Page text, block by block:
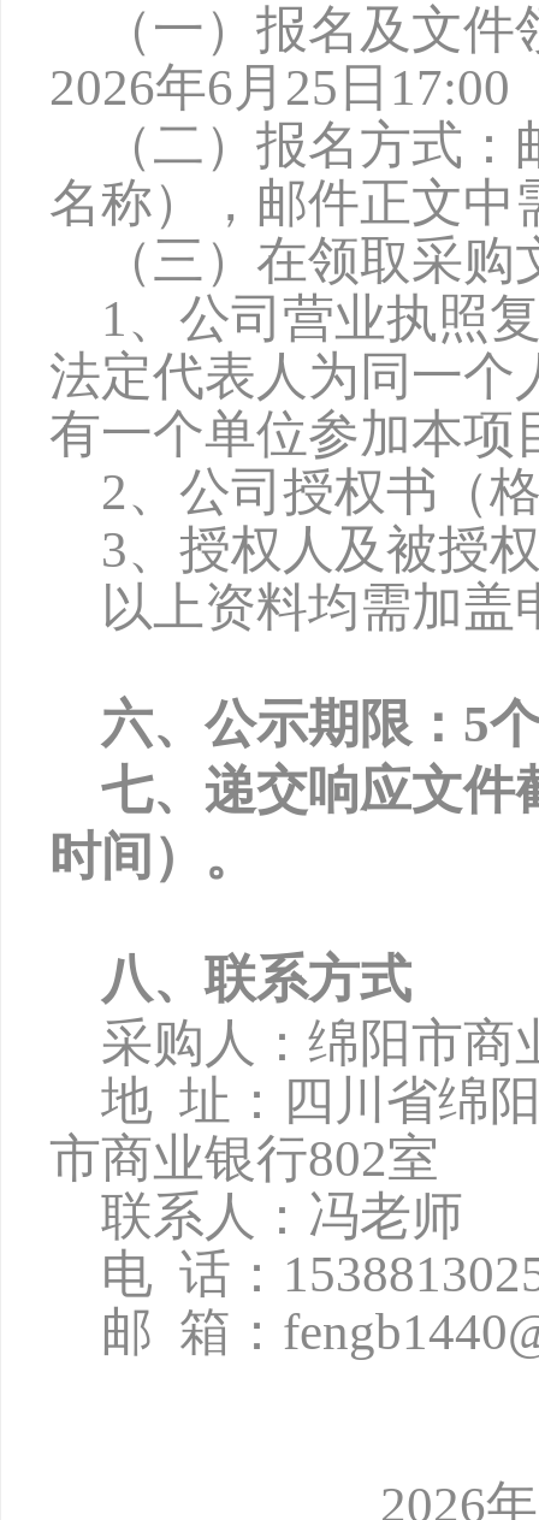
（一）报名及文
2026年6月 25 日 17:00
（二）报名方式
名称），邮件正文中
（三）在领取采
1、公司营业执照
法定代表人为同一个
有一个单位参加本项
2、公司授权书（
3、授权人及被授
以上资料均需加
六、公示期限： 5
七、递交响应文件
时间）。
八、联系方式
采购人：绵阳市商
地 址：四川省绵
市商业银行802室
联系人：冯老师
电 话：
邮 箱：
2026年6